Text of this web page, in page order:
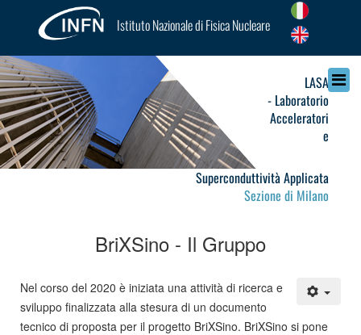
Istituto Nazionale di Fisica Nucleare
LASA
- Laboratorio
Acceleratori
e
Superconduttività Applicata
Sezione di Milano
BriXSino - Il Gruppo
Nel corso del 2020 è iniziata una attività di ricerca e
sviluppo finalizzata alla stesura di un documento
tecnico di proposta per il progetto BriXSino. BriXSino si pone